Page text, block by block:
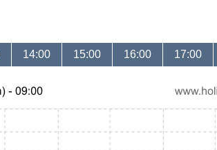
14:00 15:00 16:00 17:00